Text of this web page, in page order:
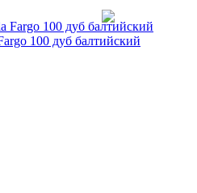
100 дуб балтийский